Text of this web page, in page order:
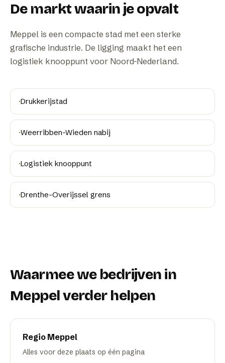
De markt waarin je opvalt
Meppel is een compacte stad met een sterke
grafische industrie. De ligging maakt het een
logistiek knooppunt voor Noord-Nederland.
·Drukkerijstad
·Weerribben-Wieden nabij
·Logistiek knooppunt
·Drenthe-Overijssel grens
Waarmee we bedrijven in
Meppelverder helpen
Regio Meppel
Alles voor deze plaats op één pagina